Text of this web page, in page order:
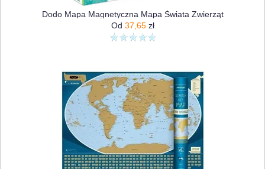
Dodo Mapa Magnetyczna Mapa Świata Zwierząt
Od 37,65 zł